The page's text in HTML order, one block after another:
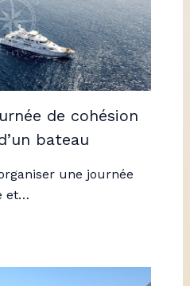
de cohésion
bateau
une journée
et…